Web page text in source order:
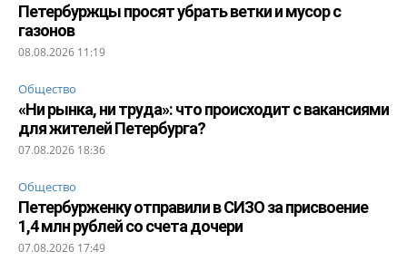
Петербуржцы просят убрать ветки и мусор с
газонов
08.08.2026 11:19
Общество
«Ни рынка, ни труда»: что происходит с вакансиями
для жителей Петербурга?
07.08.2026 18:36
Общество
Петербурженку отправили в СИЗО за присвоение
1,4 млн рублей со счета дочери
07.08.2026 17:49